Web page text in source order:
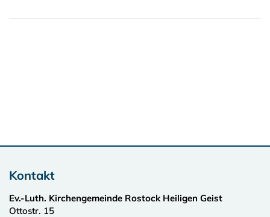
Kontakt
Ev.-Luth. Kirchengemeinde Rostock Heiligen Geist
Ottostr. 15